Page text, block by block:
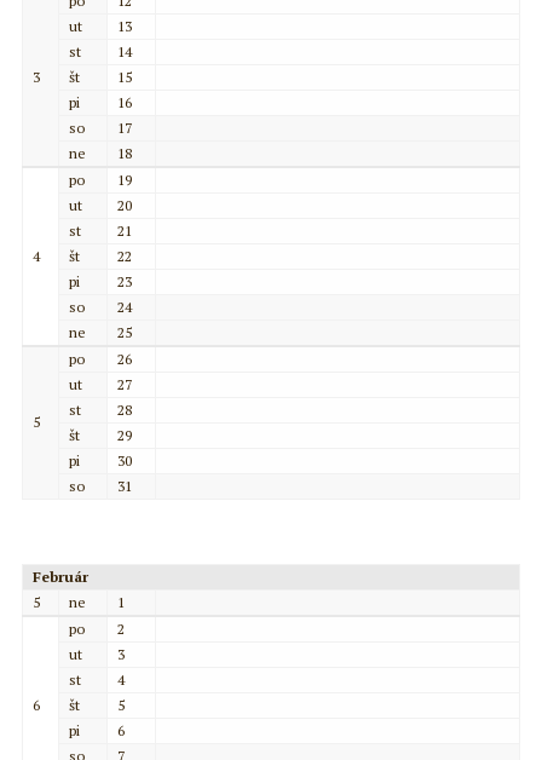
3
ut
13
st
14
št
15
pi
16
so
17
ne
18
4
po
19
ut
20
st
21
št
22
pi
23
so
24
ne
25
5
po
26
ut
27
st
28
št
29
pi
30
so
31
Február
5
ne 1
6
po
2
ut
3
st
4
št
5
pi
6
so
7